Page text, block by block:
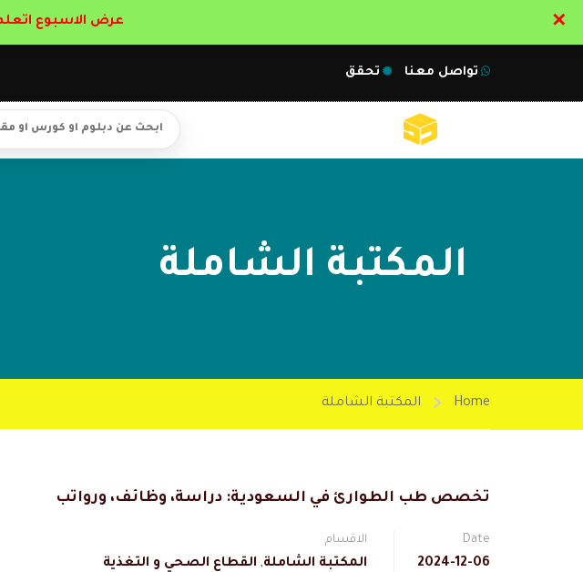
تواصل معنا تحقق
المكتبة الشاملة
Home المكتبة الشاملة
تخصص طب الطوارئ في السعودية: دراسة، وظائف، ورواتب
Date
2024-12-06
الاقسام
المكتبة الشاملة, القطاع الصحي و التغذية
عرض الاسبوع اتعلم ب 75% خصم : احجز ✕